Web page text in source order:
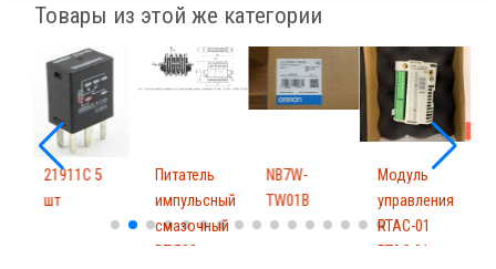
Товары из этой же категории
21911C 5
шт
Питатель
импульсный
смазочный
DT-500
NB7W-
TW01B
Модуль
управления
RTAC-01
RTAC 01